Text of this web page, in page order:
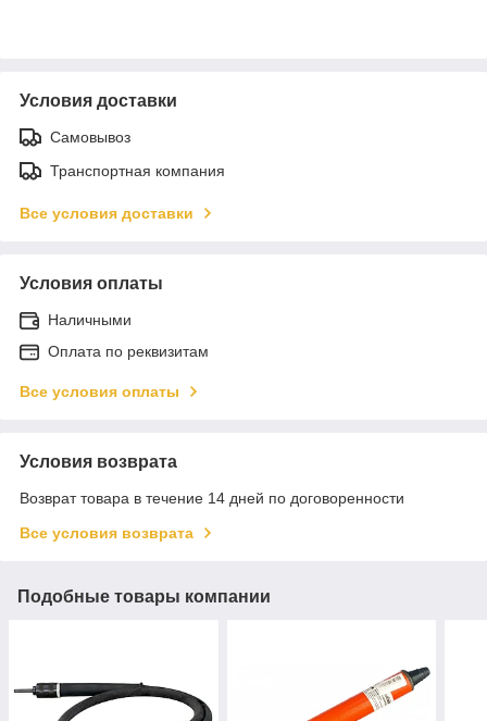
Условия доставки
Самовывоз
Транспортная компания
Все условия доставки
Условия оплаты
Наличными
Оплата по реквизитам
Все условия оплаты
Условия возврата
Возврат товара в течение 14 дней по договоренности
Все условия возврата
Подобные товары компании